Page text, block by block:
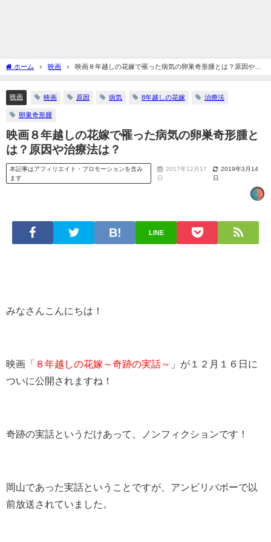
ホーム 映画
映画８年越しの花嫁で罹った病気の卵巣奇形腫とは？原因や治
療法は？
映画 映画 原因 病気 8年越しの花嫁 治療法
卵巣奇形腫
映画８年越しの花嫁で罹った病気の卵巣奇形腫と
は？原因や治療法は？
本記事はアフィリエイト・プロモーションを含み
ます
2017年12月17
日
2019年3月14
日
LINE
みなさんこんにちは！
映画「 ８年越しの花嫁～奇跡の実話～ 」が１２月１６日に
ついに公開されますね！
奇跡の実話というだけあって、ノンフィクションです！
岡山であった実話ということですが、アンビリバボーで以
前放送されていました。